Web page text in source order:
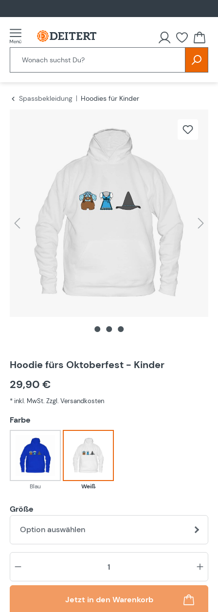
Spassbekleidung
Hoodies für Kinder
Hoodie fürs Oktoberfest - Kinder
29,90 €
* inkl. MwSt. Zzgl. Versandkosten
Farbe
Blau
Blau
Weiß
Weiß
Größe
Option auswählen
Jetzt in den Warenkorb